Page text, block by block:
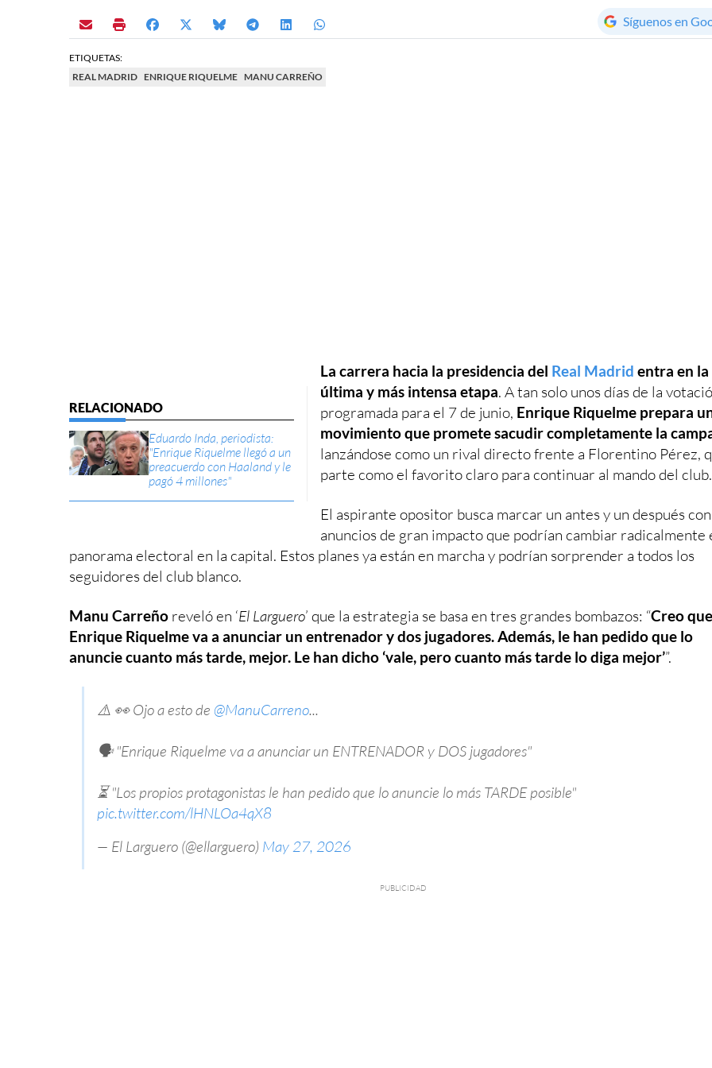
Síguenos en
ETIQUETAS:
REAL MADRID ENRIQUE RIQUELME MANU CARREÑO
Eduardo Inda, periodista:
"Enrique Riquelme llegó a un
preacuerdo con Haaland y le
pagó 4 millones"
La carrera hacia la presidencia del Real Madrid entra en la
última y más intensa etapa. A tan solo unos días de la
programada para el 7 de junio, Enrique Riquelme prepara
movimiento que promete sacudir completamente la
lanzándose como un rival directo frente a Florentino Pérez,
parte como el favorito claro para continuar al mando del club.
El aspirante opositor busca marcar un antes y un después con
anuncios de gran impacto que podrían cambiar radicalmente
panorama electoral en la capital. Estos planes ya están en marcha y podrían sorprender a todos los
seguidores del club blanco.
Manu Carreño reveló en ‘El Larguero’ que la estrategia se basa en tres grandes bombazos: “Creo que
Enrique Riquelme va a anunciar un entrenador y dos jugadores. Además, le han pedido que lo
anuncie cuanto más tarde, mejor. Le han dicho ‘vale, pero cuanto más tarde lo diga mejor’”.
⚠️ 👀 Ojo a esto de @ManuCarreno...
🗣️ "Enrique Riquelme va a anunciar un ENTRENADOR y DOS jugadores"
⏳ "Los propios protagonistas le han pedido que lo anuncie lo más TARDE posible"
pic.twitter.com/lHNLOa4qX8
— El Larguero (@ellarguero) May 27, 2026